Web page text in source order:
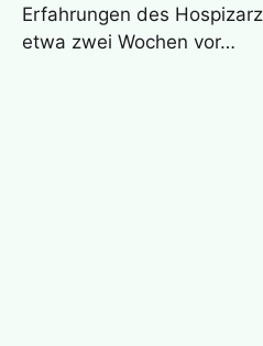
Erfahrungen des
etwa zwei Wochen vor…